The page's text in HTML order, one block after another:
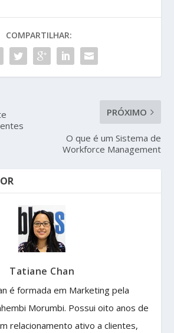
COMPARTILHAR:
PRÓXIMO
O que é um Sistema de
Workforce Management
Tatiane Chan
é formada em Marketing pela
Morumbi. Possui oito anos de
relacionamento ativo a clientes,